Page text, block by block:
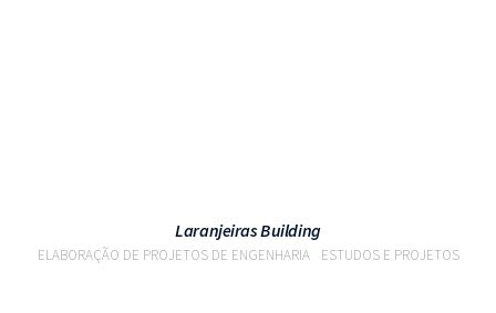
Laranjeiras Building
ELABORAÇÃO DE PROJETOS DE ENGENHARIA ESTUDOS E PROJETOS